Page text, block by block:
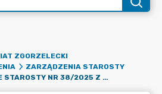
ZGORZELECKI
ZARZĄDZENIA STAROSTY
ZARZĄDZENIE STAROSTY NR 38/2025 Z DNIA 12 MAJA 2025 R. W SPRAWIE NAŁOŻENIA ZADAŃ OBRONNYCH NA WIELOSPECJALISTYCZNY SZPITAL – SAMODZIELNY PUBLICZNY ZESPÓŁ OPIEKI ZDROWOTNEJ W ZGORZELCU W ZAKRESIE PRZYGOTOWANIA I WYKORZYSTANIA PODMIOTU LECZNICZEGO DO UDZIELANIA ŚWIADCZEŃ SZPITALNYCH NA POTRZEBY OBRONNE PAŃSTWA.